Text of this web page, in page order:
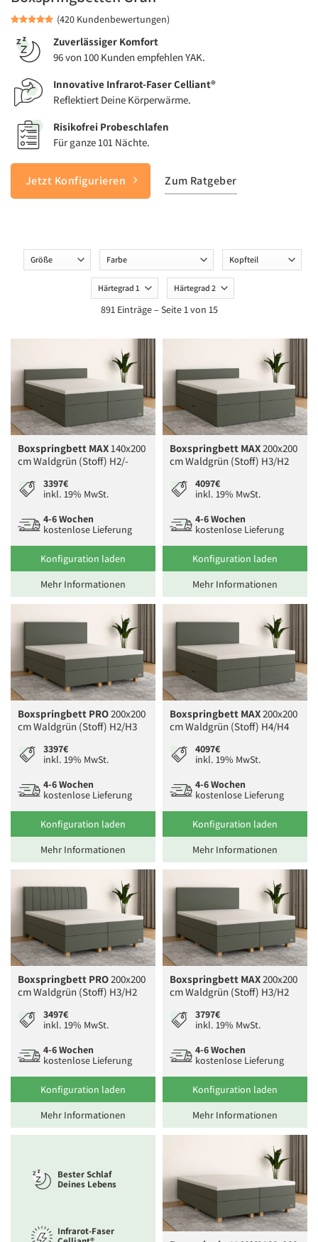
(420 Kundenbewertungen)
Zuverlässiger Komfort
96 von 100 Kunden empfehlen YAK.
Innovative Infrarot-Faser Celliant®
Reflektiert Deine Körperwärme.
Risikofrei Probeschlafen
Für ganze 101 Nächte.
Jetzt Konfigurieren Zum Ratgeber
Groesse Farbe Kopfteil
Haertegrad
1
Haertegrad
2
891 Einträge – Seite 1 von 15
Boxspringbett MAX140x200
cm Waldgrün (Stoff) H2/-
3397€
inkl. 19% MwSt.
4-6 Wochen
kostenlose Lieferung
Konfiguration laden
Mehr Informationen
Boxspringbett MAX200x200
cm Waldgrün (Stoff) H3/H2
4097€
inkl. 19% MwSt.
4-6 Wochen
kostenlose Lieferung
Konfiguration laden
Mehr Informationen
Boxspringbett PRO200x200
cm Waldgrün (Stoff) H2/H3
3397€
inkl. 19% MwSt.
4-6 Wochen
kostenlose Lieferung
Konfiguration laden
Mehr Informationen
Boxspringbett MAX200x200
cm Waldgrün (Stoff) H4/H4
4097€
inkl. 19% MwSt.
4-6 Wochen
kostenlose Lieferung
Konfiguration laden
Mehr Informationen
Boxspringbett PRO200x200
cm Waldgrün (Stoff) H3/H2
3497€
inkl. 19% MwSt.
4-6 Wochen
kostenlose Lieferung
Konfiguration laden
Mehr Informationen
Boxspringbett MAX200x200
cm Waldgrün (Stoff) H3/H2
3797€
inkl. 19% MwSt.
4-6 Wochen
kostenlose Lieferung
Konfiguration laden
Mehr Informationen
Bester Schlaf
Deines Lebens
Infrarot-Faser